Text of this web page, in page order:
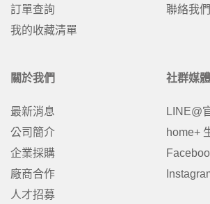
訂單查詢
我的收藏清單
聯絡我們
關於我們
最新消息
公司簡介
企業採購
廠商合作
人才招募
社群媒體
LINE@
home+